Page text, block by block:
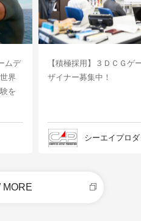
ムデ
界
を
【積極採用】３ＤＣＧゲ
ザイナー募集中！
シーエイプロ
MORE